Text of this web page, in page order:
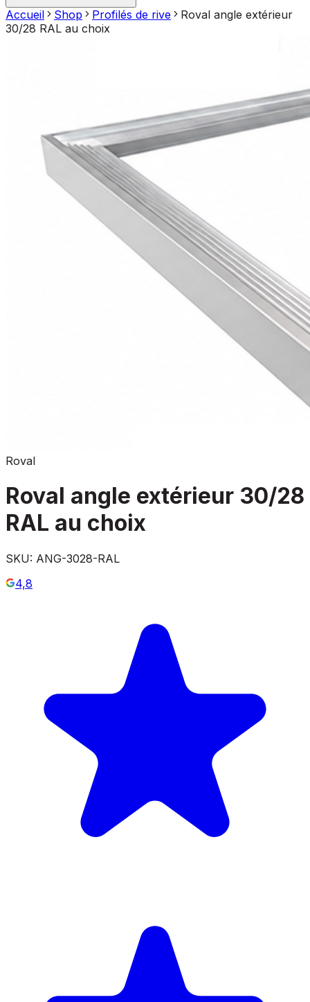
Accueil Shop Profilés de rive
Roval angle extérieur
30/28 RAL au choix
Roval
Roval angle extérieur 30/28
RAL au choix
SKU: ANG-3028-RAL
4,8